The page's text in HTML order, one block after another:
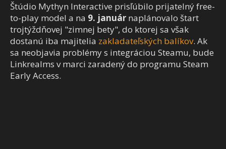
Štúdio Mythyn Interactive prisľúbilo prijatelný free-
to-play model a na 9. január naplánovalo štart
trojtýždňovej "zimnej bety", do ktorej sa však
dostanú iba majitelia zakladateľských balíkov. Ak
sa neobjavia problémy s integráciou Steamu, bude
Linkrealms v marci zaradený do programu Steam
Early Access.